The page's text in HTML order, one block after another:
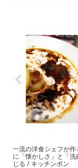
一流の洋食シェフが
に「懐かしさ」と「
じる / キッチンボン